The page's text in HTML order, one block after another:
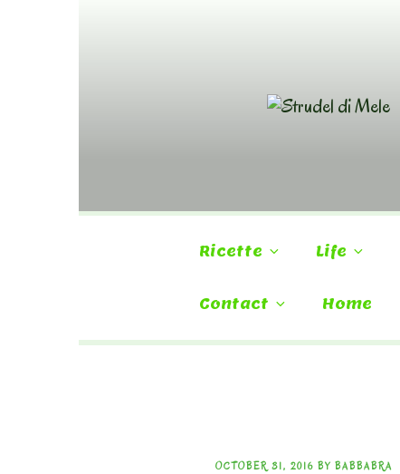
Ricette Life
Contact Home
POSTED
OCTOBER 31, 2016 BY BABBABRA